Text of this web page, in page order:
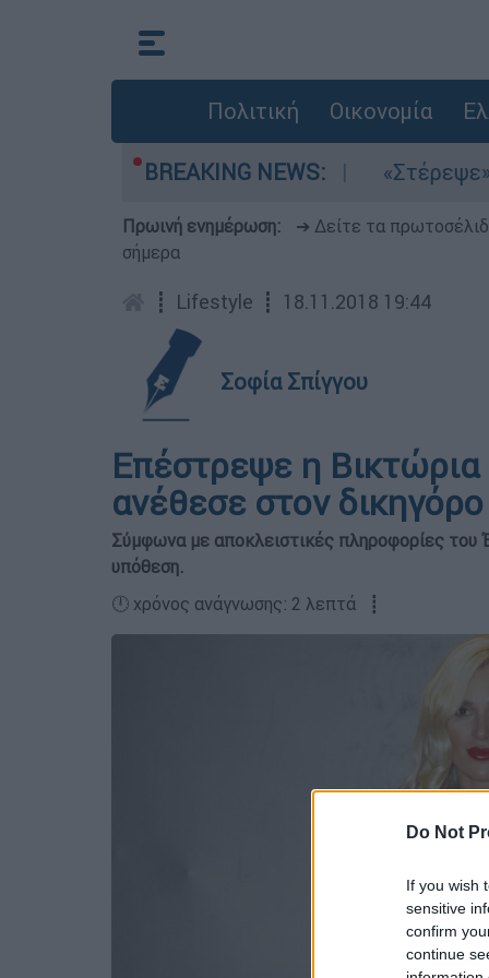
Do Not
If you wish
sensitive
confirm
continue
Πολιτική Οικονομία
BREAKING NEWS:
μελτέμια στο Αιγαίο «Στέρεψε» η
Πρωινή ενημέρωση: ➔ Δείτε τα
σήμερα
┋ Lifestyle ┋ 18.11.2018 19:44
Σοφία Σπίγγου
Επέστρεψε η
ανέθεσε στον
Σύμφωνα με αποκλειστικές πληροφορίες του
υπόθεση.
🕛 χρόνος ανάγνωσης: 2 λεπτά ┋